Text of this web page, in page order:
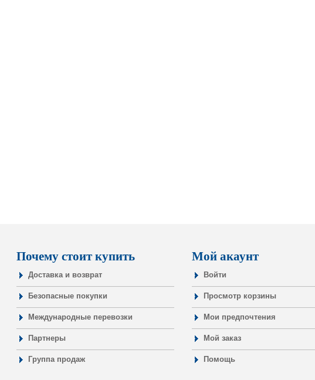
Почему стоит купить
Доставка и возврат
Безопасные покупки
Международные перевозки
Партнеры
Группа продаж
Мой акаунт
Войти
Просмотр корзины
Мои предпочтения
Мой заказ
Помощь